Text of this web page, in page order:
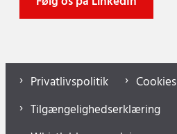
Privatlivspolitik
Cookies
Tilgængelighedserklæring